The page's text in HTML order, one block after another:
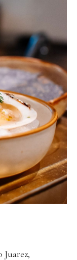
Juarez,